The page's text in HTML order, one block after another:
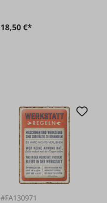
18,50 €*
#FA130971